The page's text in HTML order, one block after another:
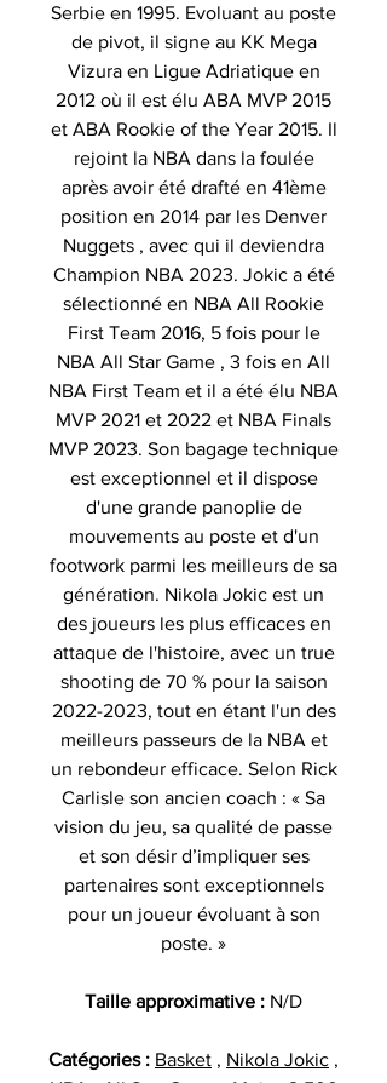
Serbie en 1995. Evoluant au poste
de pivot, il signe au KK Mega
Vizura en Ligue Adriatique en
2012 où il est élu ABA MVP 2015
et ABA Rookie of the Year 2015. Il
rejoint la NBA dans la foulée
après avoir été drafté en 41ème
position en 2014 par les Denver
Nuggets , avec qui il deviendra
Champion NBA 2023. Jokic a été
sélectionné en NBA All Rookie
First Team 2016, 5 fois pour le
NBA All Star Game , 3 fois en All
NBA First Team et il a été élu NBA
MVP 2021 et 2022 et NBA Finals
MVP 2023. Son bagage technique
est exceptionnel et il dispose
d'une grande panoplie de
mouvements au poste et d'un
footwork parmi les meilleurs de sa
génération. Nikola Jokic est un
des joueurs les plus efficaces en
attaque de l'histoire, avec un true
shooting de 70 % pour la saison
2022-2023, tout en étant l'un des
meilleurs passeurs de la NBA et
un rebondeur efficace. Selon Rick
Carlisle son ancien coach : « Sa
vision du jeu, sa qualité de passe
et son désir d’impliquer ses
partenaires sont exceptionnels
pour un joueur évoluant à son
poste. »
Taille approximative : N/D
Catégories : Basket , Nikola Jokic ,